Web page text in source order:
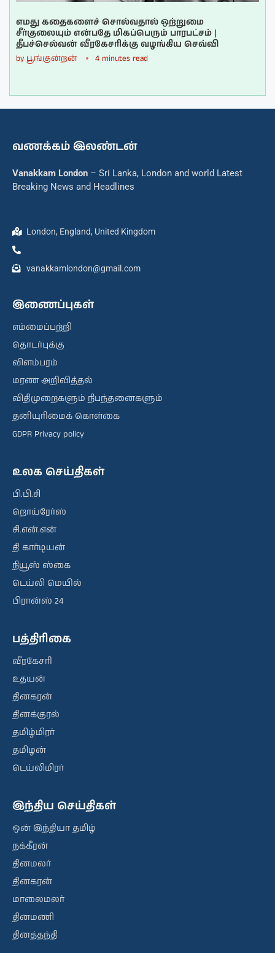
எமது கதைகளைச் சொல்வதால் ஒற்றுமை
சீர்குலையும் என்பதே மிகப்பெரும் பாரபட்சம் |
தீபச்செல்வன் வீரகேசரிக்கு வழங்கிய செவ்வி
by பூங்குன்றன் 4 minutes read
வணக்கம் இலண்டன்
Vanakkam London – Sri Lanka, London and world Latest
Breaking News and Headlines
London, England, United Kingdom
vanakkamlondon@gmail.com
இணைப்புகள்
எம்மைப்பற்றி
தொடர்புக்கு
விளம்பரம்
மரண அறிவித்தல்
விதிமுறைகளும் நிபந்தனைகளும்
தனியுரிமைக் கொள்கை
GDPR Privacy policy
உலக செய்திகள்
பி.பி.சி
றொய்ரேர்ஸ்
சி.என்.என்
தி கார்டியன்
நியூஸ் ஸ்கை
டெய்லி மெயில்
பிரான்ஸ் 24
பத்திரிகை
வீரகேசரி
உதயன்
தினகரன்
தினக்குரல்
தமிழ்மிரர்
தமிழன்
டெய்லிமிரர்
இந்திய செய்திகள்
ஒன் இந்தியா தமிழ்
நக்கீரன்
தினமலர்
தினகரன்
மாலைமலர்
தினமணி
தினத்தந்தி